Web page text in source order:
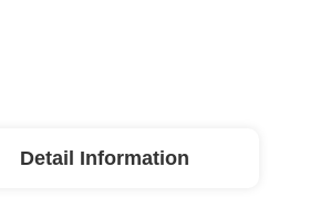
Detail Information